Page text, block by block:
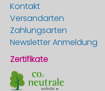
Kontakt
Versandarten
Zahlungsarten
Newsletter Anmeldung
Zertifikate